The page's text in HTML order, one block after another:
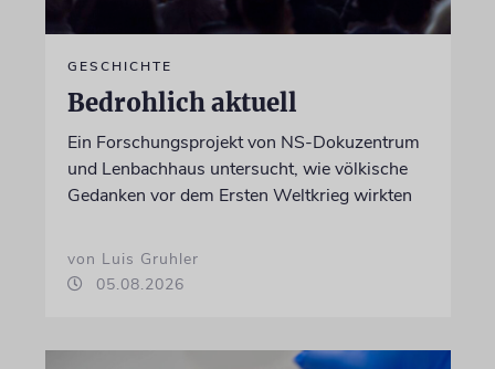
GESCHICHTE
Bedrohlich aktuell
Ein Forschungsprojekt von NS-Dokuzentrum
und Lenbachhaus untersucht, wie völkische
Gedanken vor dem Ersten Weltkrieg wirkten
von Luis Gruhler
05.08.2026